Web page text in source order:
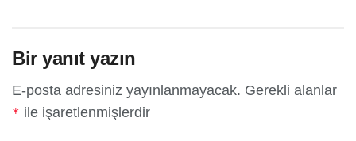
Bir yanıt yazın
E-posta adresiniz yayınlanmayacak. Gerekli alanlar
* ile işaretlenmişlerdir